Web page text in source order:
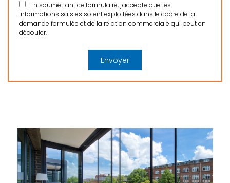
En soumettant ce formulaire, j'accepte que les
informations saisies soient exploitées dans le cadre de la
demande formulée et de la relation commerciale qui peut en
découler.